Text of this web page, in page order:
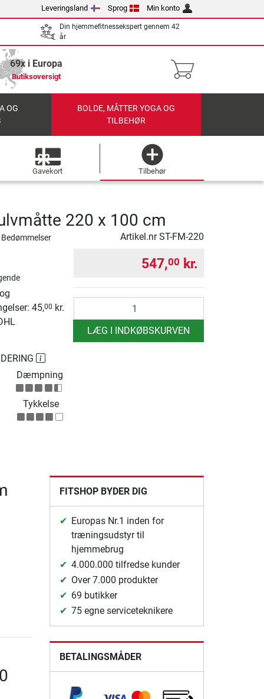
Leveringsland Sprog Min konto
Din hjemmefitnessekspert gennem 42
år
69x i Europa
Butiksoversigt
OG
BOLDE, MÅTTER YOGA OG
TILBEHØR
Gavekort Tilbehør
220 x 100 cm
Artikel.nrST-FM-220
45,00 kr.
547,00 kr.
LÆG I INDKØBSKURVEN
Dæmpning
Tykkelse
FITSHOP BYDER DIG
Europas Nr.1 inden for
træningsudstyr til
hjemmebrug
4.000.000 tilfredse kunder
Over 7.000 produkter
69 butikker
75 egne serviceteknikere
BETALINGSMÅDER